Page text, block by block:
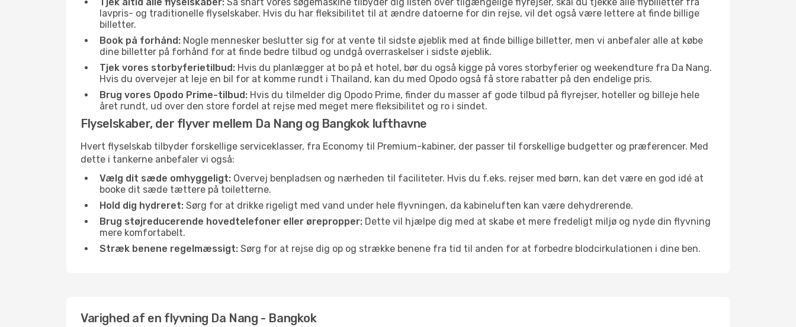
lavpris- og traditionelle flyselskaber. Hvis du har fleksibilitet til at ændre datoerne for din rejse, vil det også være lettere at finde billige
billetter.
Book på forhånd: Nogle mennesker beslutter sig for at vente til sidste øjeblik med at finde billige billetter, men vi anbefaler alle at købe
dine billetter på forhånd for at finde bedre tilbud og undgå overraskelser i sidste øjeblik.
Tjek vores storbyferietilbud: Hvis du planlægger at bo på et hotel, bør du også kigge på vores storbyferier og weekendture fra Da Nang.
Hvis du overvejer at leje en bil for at komme rundt i Thailand, kan du med Opodo også få store rabatter på den endelige pris.
Brug vores Opodo Prime-tilbud: Hvis du tilmelder dig Opodo Prime, finder du masser af gode tilbud på flyrejser, hoteller og billeje hele
året rundt, ud over den store fordel at rejse med meget mere fleksibilitet og ro i sindet.
Flyselskaber, der flyver mellem Da Nang og Bangkok lufthavne
Hvert flyselskab tilbyder forskellige serviceklasser, fra Economy til Premium-kabiner, der passer til forskellige budgetter og præferencer. Med
dette i tankerne anbefaler vi også:
Vælg dit sæde omhyggeligt: Overvej benpladsen og nærheden til faciliteter. Hvis du f.eks. rejser med børn, kan det være en god idé at
booke dit sæde tættere på toiletterne.
Hold dig hydreret: Sørg for at drikke rigeligt med vand under hele flyvningen, da kabineluften kan være dehydrerende.
Brug støjreducerende hovedtelefoner eller ørepropper: Dette vil hjælpe dig med at skabe et mere fredeligt miljø og nyde din flyvning
mere komfortabelt.
Stræk benene regelmæssigt: Sørg for at rejse dig op og strække benene fra tid til anden for at forbedre blodcirkulationen i dine ben.
Varighed af en flyvning Da Nang - Bangkok